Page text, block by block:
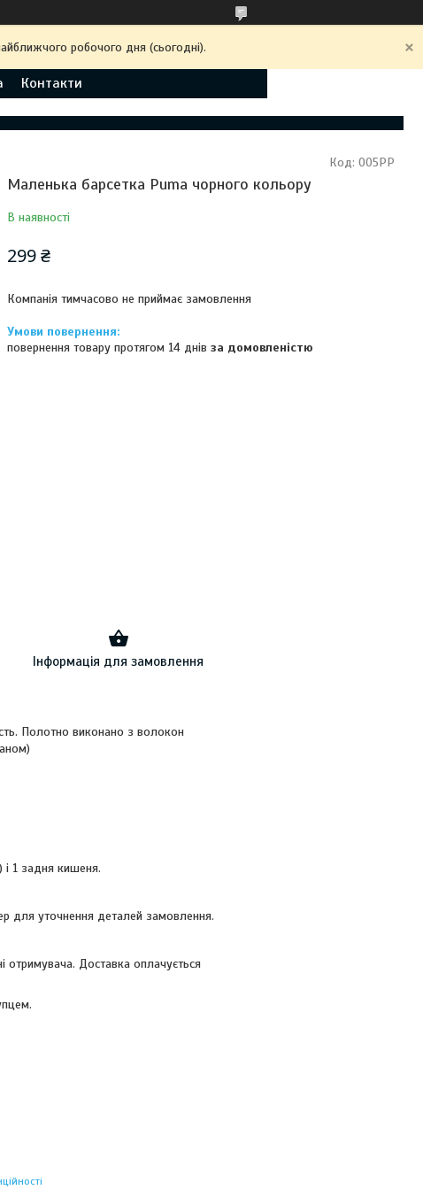
робочого дня (сьогодні).
Контакти
Маленька барсетка Puma чорного кольору
В наявності
Код: 005PP
299 ₴
Компанія тимчасово не приймає замовлення
повернення товару протягом 14 днівза домовленістю
Інформація для замовлення
Полотно виконано з волокон
і 1 задня кишеня.
для уточнення деталей замовлення.
отримувача. Доставка оплачується